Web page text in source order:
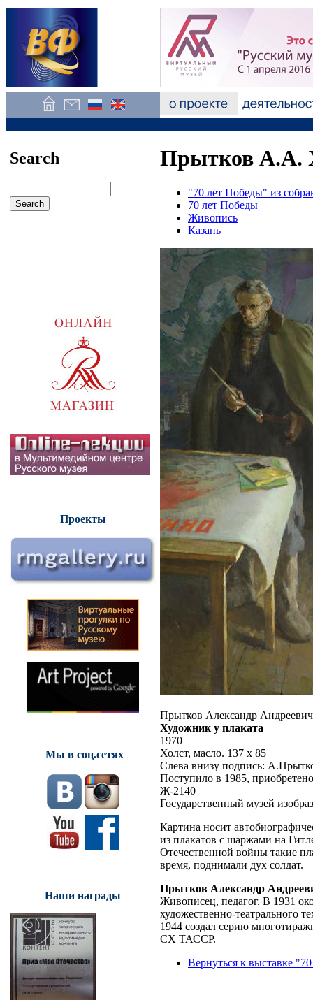
Search
Проекты
Мы в соц.сетях
Наши награды
Прытков А.А.
"70 лет Победы" из
70 лет Победы
Живопись
Казань
Прытков Александр Андреевич
Художник у плаката
1970
Холст, масло. 137 х 85
Слева внизу подпись:
Поступило в 1985,
Ж-2140
Государственный музей
Картина носит
из плакатов с шаржами на
Отечественной войны такие
время, поднимали дух солдат.
Прытков Александр
Живописец, педагог. В 1931
художественно-театрального
1944 создал серию
СХ ТАССР.
Вернуться к выставке